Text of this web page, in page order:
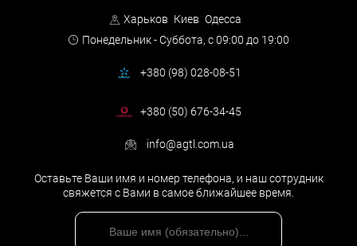
Харьков Киев Одесса
Понедельник - Суббота, с 09:00 до 19:00
+380 (98) 028-08-51
+380 (50) 676-34-45
info@agtl.com.ua
Оставьте Ваши имя и номер телефона, и наш сотрудник
свяжется с Вами в самое ближайшее время.